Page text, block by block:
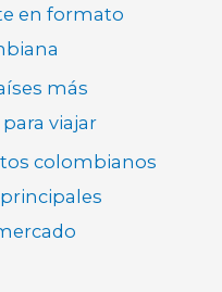
en formato
más
viajar
colombianos